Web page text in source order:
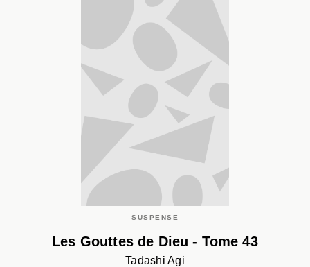
SUSPENSE
Les Gouttes de Dieu - Tome 43
Tadashi Agi